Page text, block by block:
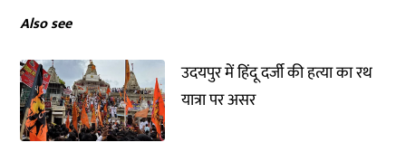
Also see
उदयपुर में हिंदू दर्जी की हत्या का रथ
यात्रा पर असर